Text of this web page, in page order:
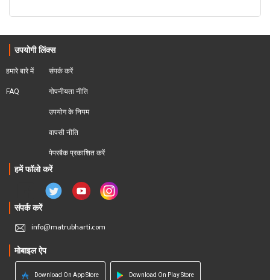
उपयोगी लिंक्स
हमारे बारे में
FAQ
संपर्क करें
गोपनीयता नीति
उपयोग के नियम
वापसी नीति
पेपरबैक प्रकाशित करें
हमें फॉलो करें
संपर्क करें
info@matrubharti.com
मोबाइल ऐप
Download On App Store Download On Play Store